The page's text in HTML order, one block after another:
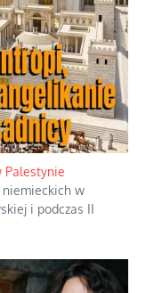
Palestynie
niemieckich w
i podczas II